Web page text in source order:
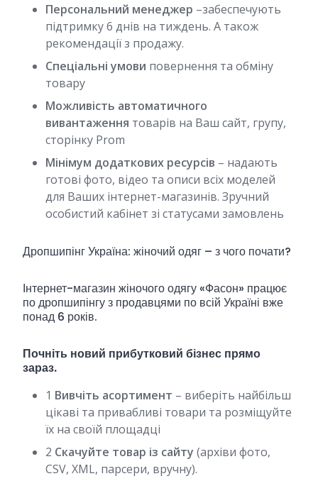
Персональний менеджер –забеспечують
підтримку 6 днів на тиждень. А також
рекомендації з продажу.
Спеціальні умови повернення та обміну
товару
Можливість автоматичного
вивантаження товарів на Ваш сайт, групу,
сторінку Prom
Мінімум додаткових ресурсів – надають
готові фото, відео та описи всіх моделей
для Ваших інтернет-магазинів. Зручний
особистий кабінет зі статусами замовлень
Дропшипінг Україна: жіночий одяг – з чого почати?
Інтернет-магазин жіночого одягу «Фасон» працює
по дропшипінгу з продавцями по всій Україні вже
понад 6 років.
Почніть новий прибутковий бізнес прямо
зараз.
1 Вивчіть асортимент – виберіть найбільш
цікаві та привабливі товари та розміщуйте
їх на своїй площадці
2 Скачуйте товар із сайту (архіви фото,
CSV, XML, парсери, вручну).